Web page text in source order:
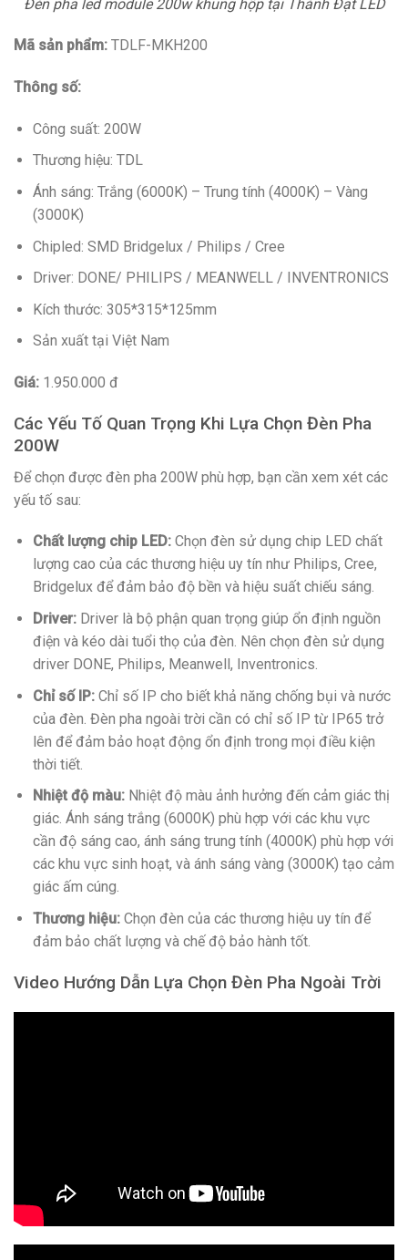
Đèn pha led module 200w khung hộp tại Thành Đạt LED
Mã sản phẩm: TDLF-MKH200
Thông số:
Công suất: 200W
Thương hiệu: TDL
Ánh sáng: Trắng (6000K) – Trung tính (4000K) – Vàng
(3000K)
Chipled: SMD Bridgelux / Philips / Cree
Driver: DONE/ PHILIPS / MEANWELL / INVENTRONICS
Kích thước: 305*315*125mm
Sản xuất tại Việt Nam
Giá: 1.950.000 đ
Các Yếu Tố Quan Trọng Khi Lựa Chọn Đèn Pha
200W
Để chọn được đèn pha 200W phù hợp, bạn cần xem xét các
yếu tố sau:
Chất lượng chip LED:Chọn đèn sử dụng chip LED chất
lượng cao của các thương hiệu uy tín như Philips, Cree,
Bridgelux để đảm bảo độ bền và hiệu suất chiếu sáng.
Driver:Driver là bộ phận quan trọng giúp ổn định nguồn
điện và kéo dài tuổi thọ của đèn. Nên chọn đèn sử dụng
driver DONE, Philips, Meanwell, Inventronics.
Chỉ số IP:Chỉ số IP cho biết khả năng chống bụi và nước
của đèn. Đèn pha ngoài trời cần có chỉ số IP từ IP65 trở
lên để đảm bảo hoạt động ổn định trong mọi điều kiện
thời tiết.
Nhiệt độ màu:Nhiệt độ màu ảnh hưởng đến cảm giác thị
giác. Ánh sáng trắng (6000K) phù hợp với các khu vực
cần độ sáng cao, ánh sáng trung tính (4000K) phù hợp với
các khu vực sinh hoạt, và ánh sáng vàng (3000K) tạo cảm
giác ấm cúng.
Thương hiệu:Chọn đèn của các thương hiệu uy tín để
đảm bảo chất lượng và chế độ bảo hành tốt.
Video Hướng Dẫn Lựa Chọn Đèn Pha Ngoài Trời